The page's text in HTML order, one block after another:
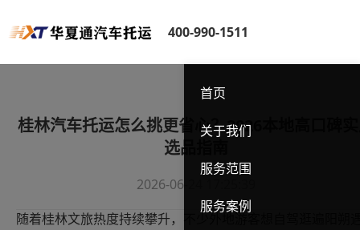
400-990-1511
首页
关于我们
服务范围
服务案例
桂林汽车托运怎么挑更省心？2026本地高口碑
选品指南
2026-06-24 17:25:39
随着桂林文旅热度持续攀升，不少外地游客想自驾逛遍阳朔